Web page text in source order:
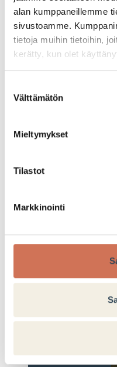
alan kumppaneillemme
sivustoamme.
tietoja muihin tietoihin,
kerätty, kun olet
valinta
Välttämätön
Mieltymykset
Tilastot
Markkinointi
26.11.2025
Pokemood
26.11. klo 11.00!
LUE LISÄÄ